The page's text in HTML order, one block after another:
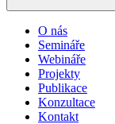
O nás
Semináře
Webináře
Projekty
Publikace
Konzultace
Kontakt